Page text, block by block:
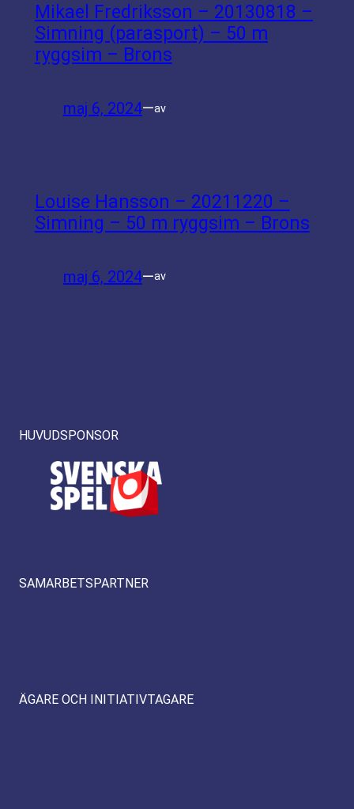
Mikael Fredriksson – 20130818 –
Simning (parasport) – 50 m
ryggsim – Brons
maj 6, 2024—av
Louise Hansson – 20211220 –
Simning – 50 m ryggsim – Brons
maj 6, 2024—av
HUVUDSPONSOR
SAMARBETSPARTNER
ÄGARE OCH INITIATIVTAGARE